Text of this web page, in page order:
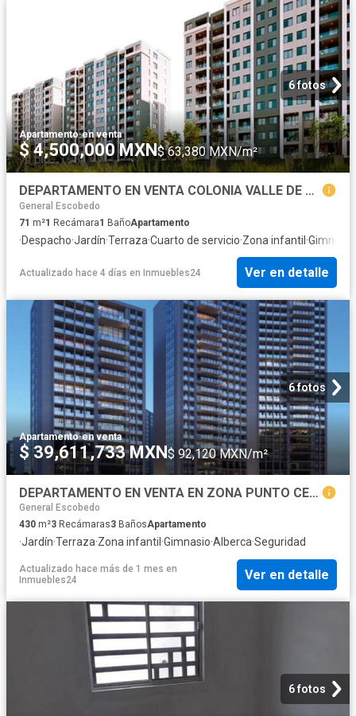
6 fotos
Apartamento·en venta
$ 4,500,000 MXN$ 63,380 MXN/m²
DEPARTAMENTO EN VENTA COLONIA VALLE DE LAS ALAMEDAS ZONA SAN NICOLAS DE LOS GARZA
General Escobedo
71 m²1 Recámara1 BañoApartamento
·Despacho·Jardín·Terraza·Cuarto de servicio·Zona infantil ·Gimnasio
Actualizado hace 4 días en Inmuebles24 Ver en detalle
6 fotos
Apartamento·en venta
$ 39,611,733 MXN$ 92,120 MXN/m²
DEPARTAMENTO EN VENTA EN ZONA PUNTO CENTRAL SAN PEDRO GARZA GARCÍA
General Escobedo
430 m²3 Recámaras3 BañosApartamento
·Jardín·Terraza·Zona infantil ·Gimnasio·Alberca·Seguridad
Actualizado hace más de 1 mes en
Inmuebles24
Ver en detalle
6 fotos